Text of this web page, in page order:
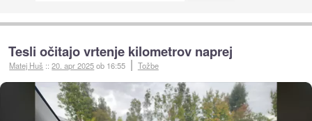
Tesli očitajo vrtenje kilometrov naprej
Matej Huš ::20. apr 2025ob 16:55 Tožbe